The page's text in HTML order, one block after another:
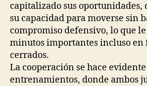
capitalizado sus oportunidades,
su capacidad para moverse sin
compromiso defensivo, lo que
minutos importantes incluso en
cerrados.
La cooperación se hace
entrenamientos, donde ambos